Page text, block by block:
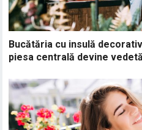
Bucătăria cu insulă
piesa centrală devine vedetă